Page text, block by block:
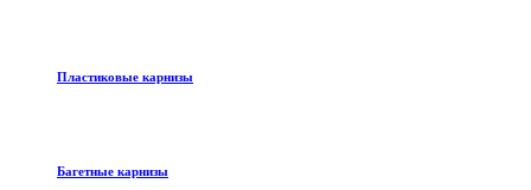
Пластиковые карнизы
Багетные карнизы